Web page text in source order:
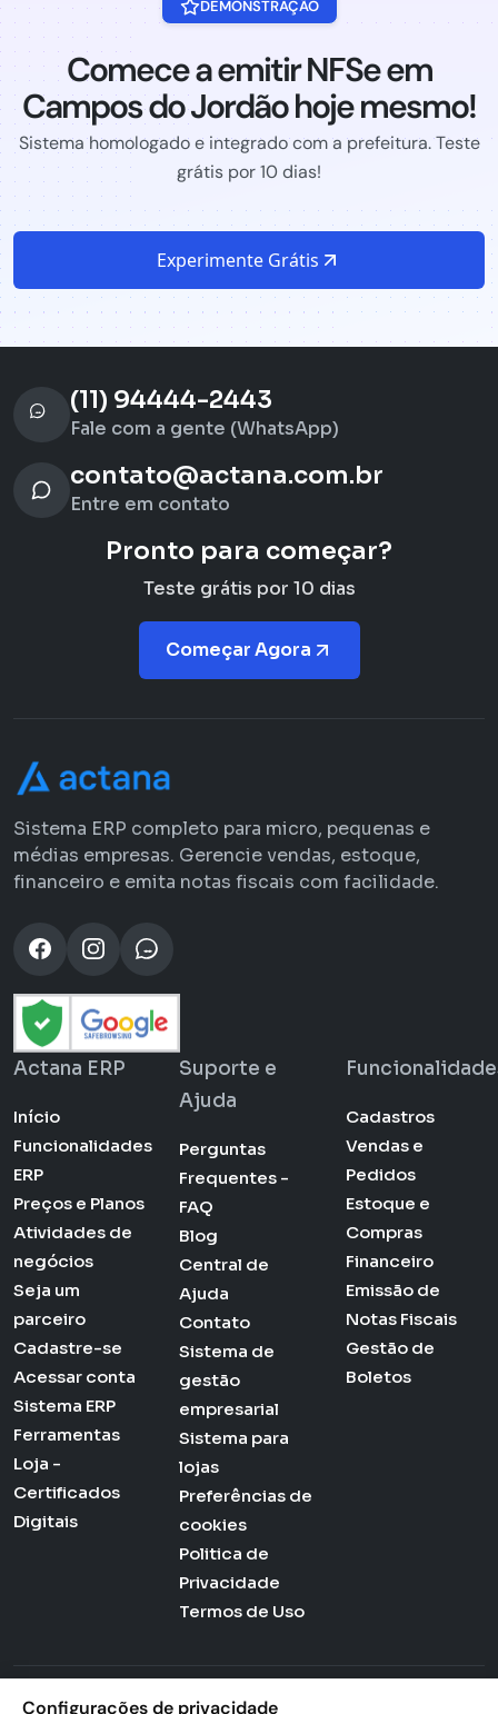
DEMONSTRAÇÃO
Comece a emitir NFSe em
Campos do Jordão hoje mesmo!
Sistema homologado e integrado com a prefeitura. Teste
grátis por 10 dias!
Experimente Grátis
(11) 94444-2443
Fale com a gente (WhatsApp)
contato@actana.com.br
Entre em contato
Pronto para começar?
Teste grátis por 10 dias
Começar Agora
Sistema ERP completo para micro, pequenas e
médias empresas. Gerencie vendas, estoque,
financeiro e emita notas fiscais com facilidade.
Actana ERP
Início
Funcionalidades
ERP
Preços e Planos
Atividades de
negócios
Seja um
parceiro
Cadastre-se
Acessar conta
Sistema ERP
Ferramentas
Loja -
Certificados
Digitais
Suporte e
Ajuda
Perguntas
Frequentes -
FAQ
Blog
Central de
Ajuda
Contato
Sistema de
gestão
empresarial
Sistema para
lojas
Preferências de
cookies
Politica de
Privacidade
Termos de Uso
Cadastros
Vendas e
Pedidos
Estoque e
Compras
Financeiro
Emissão de
Notas Fiscais
Gestão de
Boletos
Configurações de privacidade